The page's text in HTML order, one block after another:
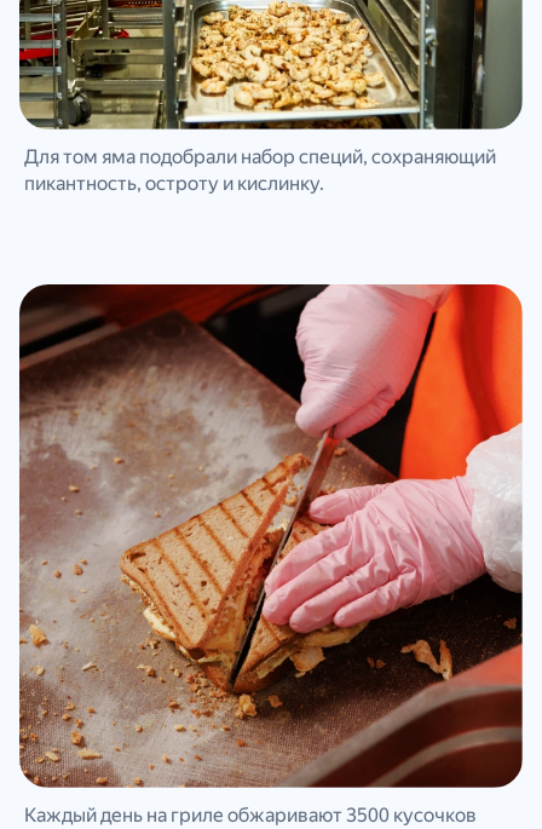
Для том яма подобрали набор специй, сохраняющий
пикантность, остроту и кислинку.
Каждый день на гриле обжаривают 3500 кусочков